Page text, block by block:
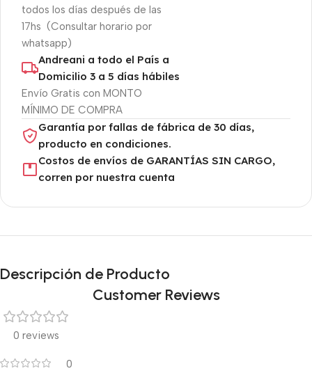
todos los días después de las
17hs (Consultar horario por
whatsapp)
Andreani a todo el País a
Domicilio 3 a 5 días hábiles
Envío Gratis con MONTO
MÍNIMO DE COMPRA
Garantía por fallas de fábrica de 30 días,
producto en condiciones.
Costos de envíos de GARANTÍAS SIN CARGO,
corren por nuestra cuenta
Descripción de Producto
Customer Reviews
0 reviews
0